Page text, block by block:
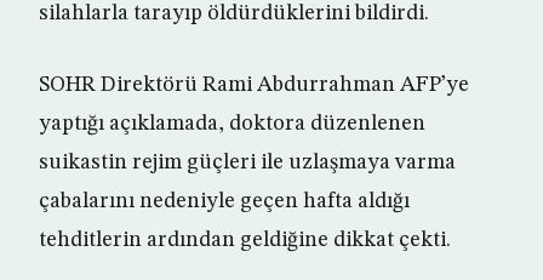
silahlarla tarayıp öldürdüklerini bildirdi.
SOHR Direktörü Rami Abdurrahman AFP’ye
yaptığı açıklamada, doktora düzenlenen
suikastin rejim güçleri ile uzlaşmaya varma
çabalarını nedeniyle geçen hafta aldığı
tehditlerin ardından geldiğine dikkat çekti.